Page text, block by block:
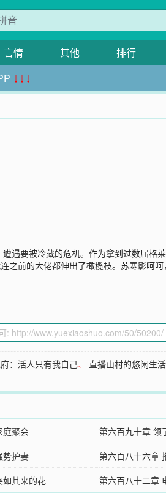
言情 其他 排行
↓↓↓
遇要被冷藏的危机。作为拿到过数届格
前的大佬都伸出了橄榄枝。苏寒影呵呵
：活人只有我自己、 直播山村的悠闲生活
庭聚会
第六百九十章 领
势护妻
第六百八十六章
如其来的花 第六百八十二章